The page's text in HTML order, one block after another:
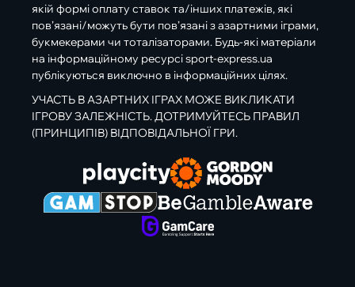
якій формі оплату ставок та/інших платежів, які
пов’язані/можуть бути пов’язані з азартними іграми,
букмекерами чи тоталізаторами. Будь-які матеріали
на інформаційному ресурсі sport-express.ua
публікуються виключно в інформаційних цілях.
УЧАСТЬ В АЗАРТНИХ ІГРАХ МОЖЕ ВИКЛИКАТИ
ІГРОВУ ЗАЛЕЖНІСТЬ. ДОТРИМУЙТЕСЬ ПРАВИЛ
(ПРИНЦИПІВ) ВІДПОВІДАЛЬНОЇ ГРИ.